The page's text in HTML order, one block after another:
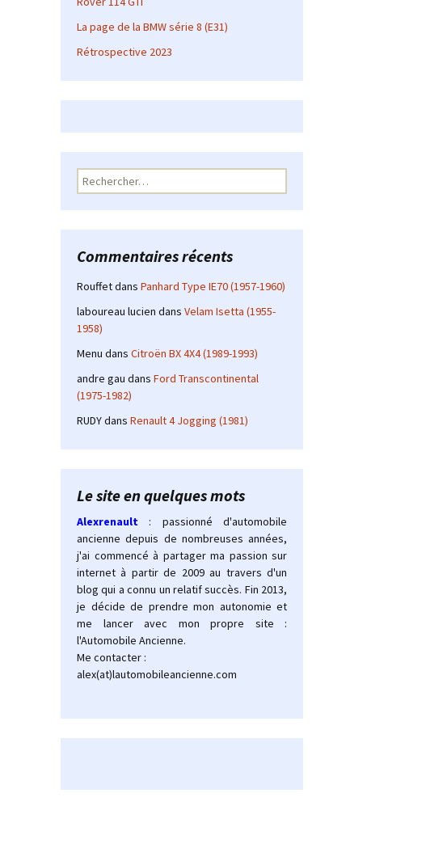
La page de la BMW série 8 (E31)
Rétrospective 2023
Rechercher :
Commentaires récents
Rouffetdans Panhard Type IE70 (1957-1960)
laboureau lucien dans Velam Isetta (1955-
1958)
Menu dans Citroën BX 4X4 (1989-1993)
andre gau dans Ford Transcontinental
(1975-1982)
RUDYdans Renault 4 Jogging (1981)
Le site en quelques mots
Alexrenault
: passionné d'automobile
ancienne depuis de nombreuses années,
j'ai commencé à partager ma passion sur
internet à partir de 2009 au travers d'un
blog qui a connu un relatif succès. Fin 2013,
je décide de prendre mon autonomie et
me lancer avec mon propre site :
l'Automobile Ancienne.
Me contacter :
alex(at)lautomobileancienne.com